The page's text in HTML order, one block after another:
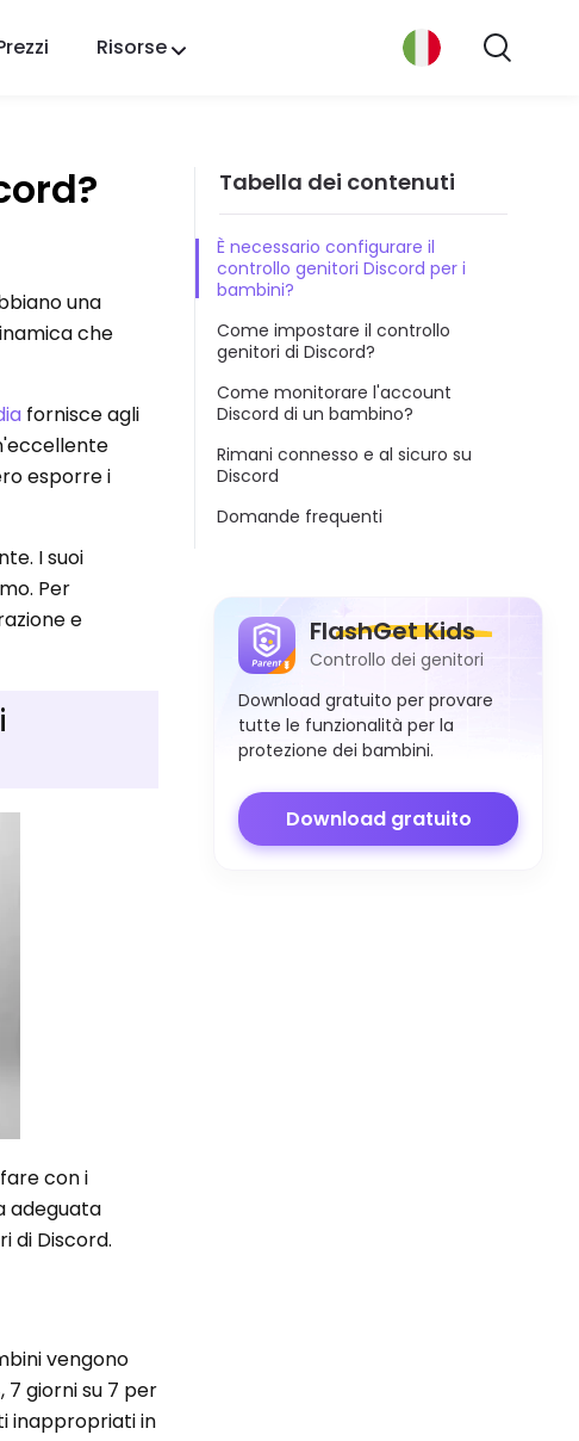
Risorse
una
che
fornisce agli
esporre i
I suoi
Per
e
con i
adeguata
di Discord.
vengono
giorni su 7 per
inappropriati in
Tabella dei contenuti
È necessario configurare il
controllo genitori Discord per i
bambini?
Come impostare il controllo
genitori di Discord?
Come monitorare l'account
Discord di un bambino?
Rimani connesso e al sicuro su
Discord
Domande frequenti
FlashGet Kids
Controllo dei genitori
Download gratuito per provare
tutte le funzionalità per la
protezione dei bambini.
Download gratuito